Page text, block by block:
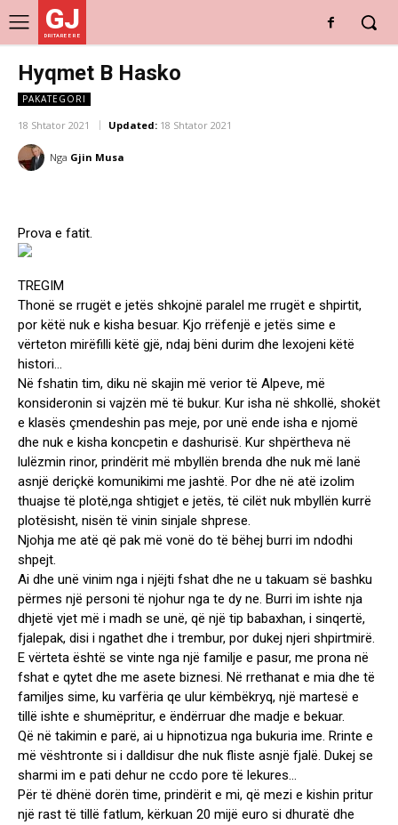
GJ
DRITARE E RE
Hyqmet B Hasko
PAKATEGORI
18 Shtator 2021 Updated: 18 Shtator 2021
Nga Gjin Musa
Prova e fatit.
TREGIM
Thonë se rrugët e jetës shkojnë paralel me rrugët e shpirtit,
por këtë nuk e kisha besuar. Kjo rrëfenjë e jetës sime e
vërteton mirëfilli këtë gjë, ndaj bëni durim dhe lexojeni këtë
histori…
Në fshatin tim, diku në skajin më verior të Alpeve, më
konsideronin si vajzën më të bukur. Kur isha në shkollë, shokët
e klasës çmendeshin pas meje, por unë ende isha e njomë
dhe nuk e kisha koncpetin e dashurisë. Kur shpërtheva në
lulëzmin rinor, prindërit më mbyllën brenda dhe nuk më lanë
asnjë deriçkë komunikimi me jashtë. Por dhe në atë izolim
thuajse të plotë,nga shtigjet e jetës, të cilët nuk mbyllën kurrë
plotësisht, nisën të vinin sinjale shprese.
Njohja me atë që pak më vonë do të bëhej burri im ndodhi
shpejt.
Ai dhe unë vinim nga i njëjti fshat dhe ne u takuam së bashku
përmes një personi të njohur nga te dy ne. Burri im ishte nja
dhjetë vjet më i madh se unë, që një tip babaxhan, i sinqertë,
fjalepak, disi i ngathet dhe i trembur, por dukej njeri shpirtmirë.
E vërteta është se vinte nga një familje e pasur, me prona në
fshat e qytet dhe me asete biznesi. Në rrethanat e mia dhe të
familjes sime, ku varfëria qe ulur këmbëkryq, një martesë e
tillë ishte e shumëpritur, e ëndërruar dhe madje e bekuar.
Që në takimin e parë, ai u hipnotizua nga bukuria ime. Rrinte e
më vështronte si i dalldisur dhe nuk fliste asnjë fjalë. Dukej se
sharmi im e pati dehur ne ccdo pore të lekures…
Për të dhënë dorën time, prindërit e mi, që mezi e kishin pritur
një rast të tillë fatlum, kërkuan 20 mijë euro si dhuratë dhe